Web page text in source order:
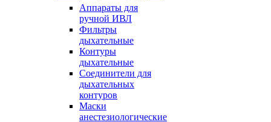
Аппараты для
ручной ИВЛ
Фильтры
дыхательные
Контуры
дыхательные
Соединители для
дыхательных
контуров
Маски
анестезиологические